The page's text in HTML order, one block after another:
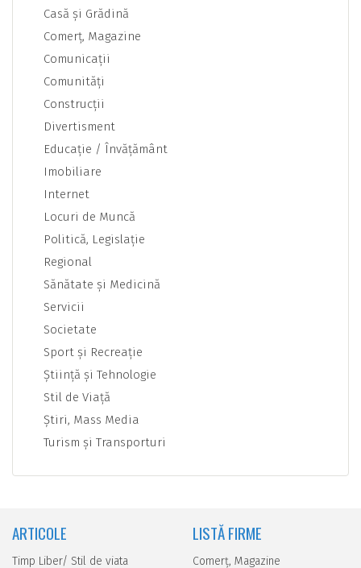
Casă şi Grădină
Comerţ, Magazine
Comunicaţii
Comunităţi
Construcţii
Divertisment
Educaţie / Învăţământ
Imobiliare
Internet
Locuri de Muncă
Politică, Legislaţie
Regional
Sănătate şi Medicină
Servicii
Societate
Sport şi Recreaţie
Ştiinţă şi Tehnologie
Stil de Viaţă
Ştiri, Mass Media
Turism şi Transporturi
ARTICOLE
Timp Liber/ Stil de viata
LISTĂ FIRME
Comerţ, Magazine